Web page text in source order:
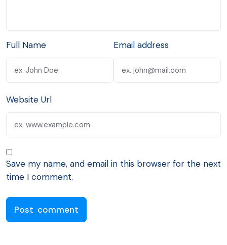
Full Name Email address
Website Url
Save my name, and email in this browser for the next
time I comment.